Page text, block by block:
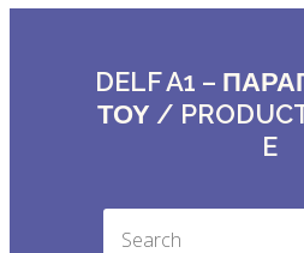
DELF A1 –
ΤΟΥ /
E